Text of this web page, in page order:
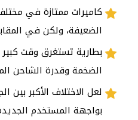
كاميرات ممتازة في
الضعيفة، ولكن في
بطارية تستغرق وقت
الضخمة وقدرة الشاحن
لعل الاختلاف الأكبر بين
بواجهة المستخدم